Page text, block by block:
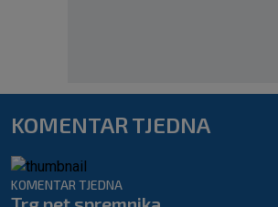
KOMENTAR TJEDNA
KOMENTAR TJEDNA